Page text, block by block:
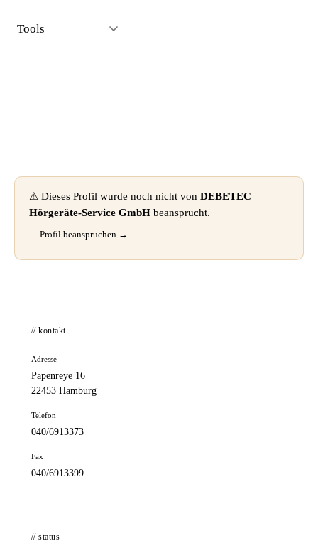
Tools
⚠ Dieses Profil wurde noch nicht von DEBETEC
Hörgeräte-Service GmbH beansprucht.
Profil beanspruchen →
// kontakt
Adresse
Papenreye 16
22453 Hamburg
Telefon
040/6913373
Fax
040/6913399
// status